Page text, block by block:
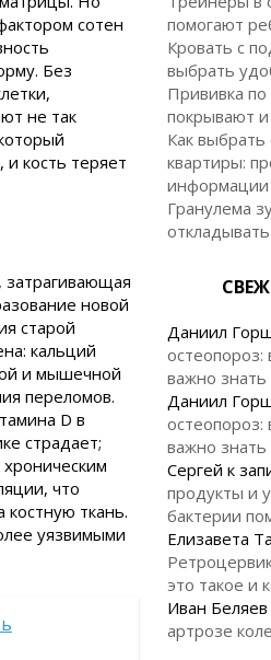
сотен
Без
не так
кость теряет
затрагивающая
новой
старой
кальций
и мышечной
переломов.
D в
страдает;
что
ткань.
уязвимыми
помогают
Кровать с
выбрать
Прививка
покрывают
Как выбрать
квартиры:
информации
Гранулема
Даниил
остеопороз:
важно
Даниил
остеопороз:
важно
Сергей к
продукты и
бактерии
Елизавета
это такое и
Иван Беляев
артрозе